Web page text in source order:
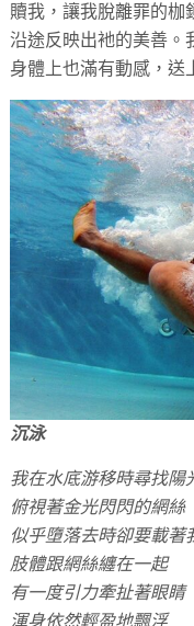
贖我，讓我脫離罪的枷
沿途反映出衪的美善。
身體上也滿有動感，送
沉泳
我在水底游移時尋找陽
俯視著金光閃閃的網絲
似乎墮落去時卻要載著
肢體跟網絲纏在一起
有一度引力牽扯著眼睛
渾身依然輕盈地飄浮